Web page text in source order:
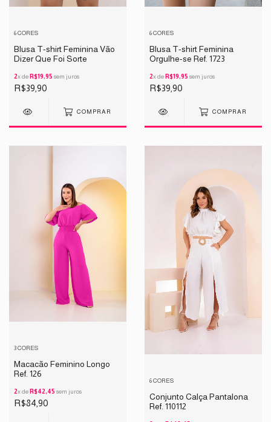
6 CORES
Blusa T-shirt Feminina Vão
Dizer Que Foi Sorte
2x de R$19,95 sem juros
R$39,90
COMPRAR
6 CORES
Blusa T-shirt Feminina
Orgulhe-se Ref. 1723
2x de R$19,95 sem juros
R$39,90
COMPRAR
3 CORES
Macacão Feminino Longo
Ref. 126
2x de R$42,45 sem juros
R$84,90
6 CORES
Conjunto Calça Pantalona
Ref. 110112